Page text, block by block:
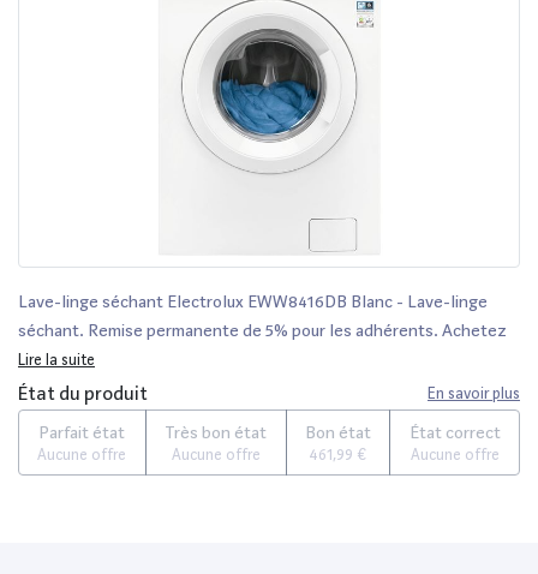
Lave-linge séchant Electrolux EWW8416DB Blanc - Lave-linge
séchant. Remise permanente de 5% pour les adhérents. Achetez
vos produits en ligne parmi un large choix de marques.
Lire la suite
État du produit En savoir plus
Parfait état
Aucune offre
Très bon état
Aucune offre
Bon état
461,99 €
État correct
Aucune offre